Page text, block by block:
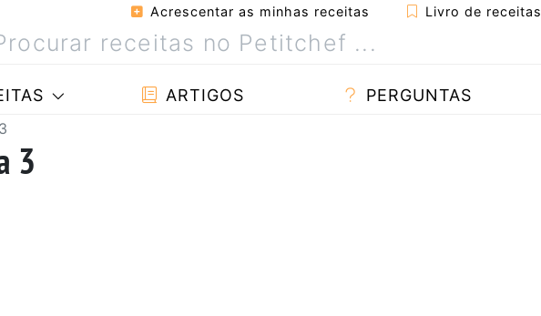
Acrescentar as minhas receitas Livro de receitas
ARTIGOS PERGUNTAS
3